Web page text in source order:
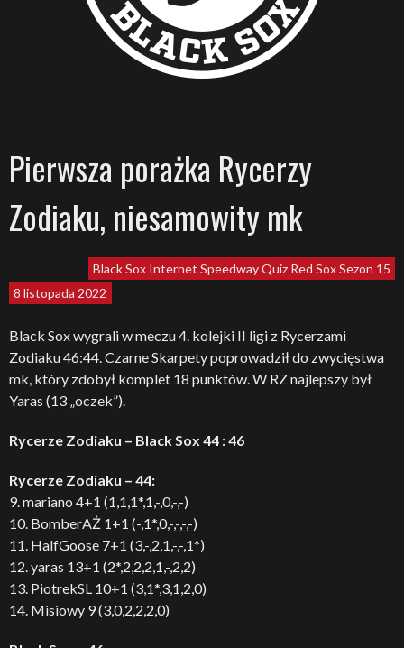
Pierwsza porażka Rycerzy
Zodiaku, niesamowity mk
Black Sox Internet Speedway Quiz Red SoxSezon 15
8 listopada 2022
Black Sox wygrali w meczu 4. kolejki II ligi z Rycerzami
Zodiaku 46:44. Czarne Skarpety poprowadził do zwycięstwa
mk, który zdobył komplet 18 punktów. W RZ najlepszy był
Yaras (13 „oczek”).
Rycerze Zodiaku – Black Sox 44 : 46
Rycerze Zodiaku – 44:
9. mariano 4+1 (1,1,1*,1,-,0,-,-)
10. BomberAŻ 1+1 (-,1*,0,-,-,-,-)
11. HalfGoose 7+1 (3,-,2,1,-,-,1*)
12. yaras 13+1 (2*,2,2,2,1,-,2,2)
13. PiotrekSL 10+1 (3,1*,3,1,2,0)
14. Misiowy 9 (3,0,2,2,2,0)